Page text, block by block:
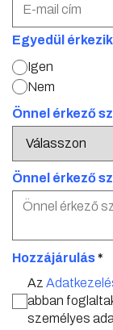
Egyedül
Igen
Nem
Önnel érkező
Önnel érkező
Hozzájárulás*
Az
abban
személyes